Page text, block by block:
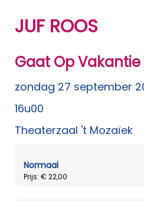
JUF ROOS
Gaat Op
zondag 27 september
16u00
Theaterzaal 't Mozaïek
Normaal
Prijs: € 22,00